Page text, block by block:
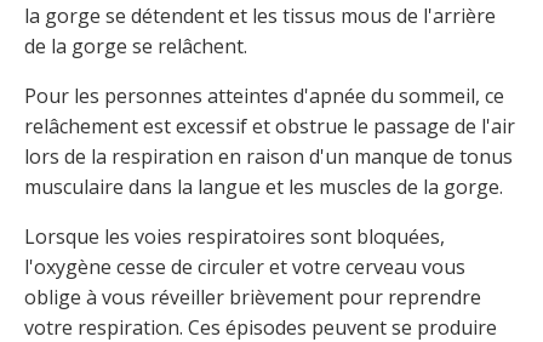
la gorge se détendent et les tissus mous de l'arrière
de la gorge se relâchent.
Pour les personnes atteintes d'apnée du sommeil, ce
relâchement est excessif et obstrue le passage de l'air
lors de la respiration en raison d'un manque de tonus
musculaire dans la langue et les muscles de la gorge.
Lorsque les voies respiratoires sont bloquées,
l'oxygène cesse de circuler et votre cerveau vous
oblige à vous réveiller brièvement pour reprendre
votre respiration. Ces épisodes peuvent se produire